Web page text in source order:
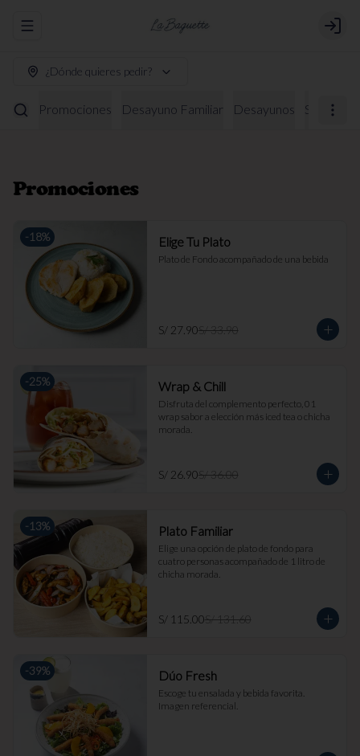
Abrir menu de navegación Login
¿Dónde quieres pedir?
Promociones Desayuno Familiar Desayunos
Promociones
-18% Elige Tu Plato
Plato de Fondo acompañado de una bebida
S/ 27.90S/ 33.90
-25% Wrap & Chill
Disfruta del complemento perfecto, 01
wrap sabor a elección más iced tea o chicha
morada.
S/ 26.90S/ 36.00
-13% Plato Familiar
Elige una opción de plato de fondo para
cuatro personas acompañado de 1 litro de
chicha morada.
S/ 115.00S/ 131.60
-39% Dúo Fresh
Escoge tu ensalada y bebida favorita.
Imagen referencial.